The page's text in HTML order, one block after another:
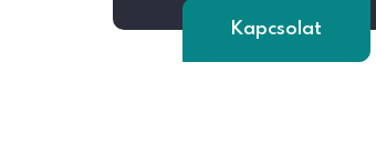
Kapcsolat